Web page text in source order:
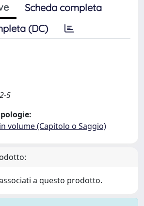
Scheda completa
(DC)
5
volume (Capitolo o Saggio)
a questo prodotto.